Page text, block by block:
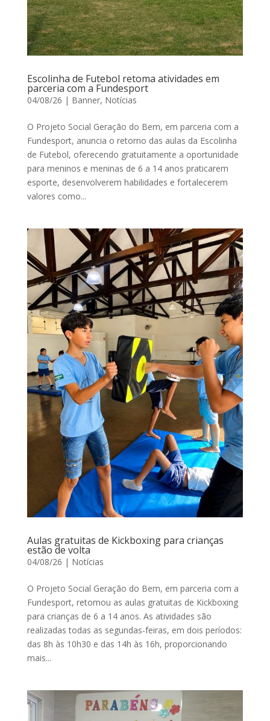
Escolinha de Futebol retoma atividades em
parceria com a Fundesport
04/08/26 | Banner, Notícias
O Projeto Social Geração do Bem, em parceria com a
Fundesport, anuncia o retorno das aulas da Escolinha
de Futebol, oferecendo gratuitamente a oportunidade
para meninos e meninas de 6 a 14 anos praticarem
esporte, desenvolverem habilidades e fortalecerem
valores como...
Aulas gratuitas de Kickboxing para crianças
estão de volta
04/08/26 | Notícias
O Projeto Social Geração do Bem, em parceria com a
Fundesport, retomou as aulas gratuitas de Kickboxing
para crianças de 6 a 14 anos. As atividades são
realizadas todas as segundas-feiras, em dois períodos:
das 8h às 10h30 e das 14h às 16h, proporcionando
mais...